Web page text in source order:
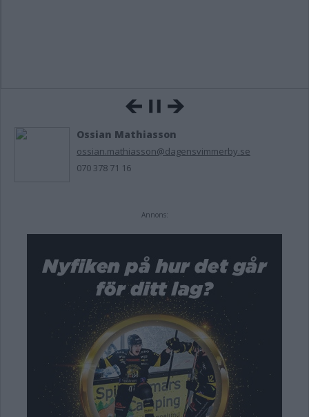
Ossian Mathiasson
ossian.mathiasson@dagensvimmerby.se
070 378 71 16
Annons: